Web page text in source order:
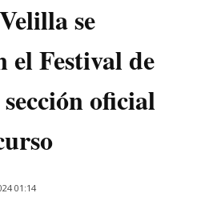
se
el Festival de
oficial
01:14